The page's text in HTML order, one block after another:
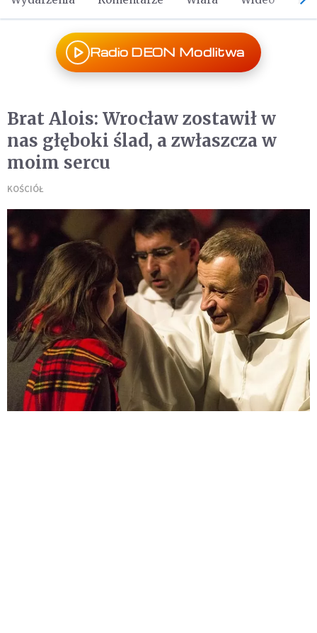
Radio DEON Modlitwa
Brat Alois: Wrocław zostawił w
nas głęboki ślad, a zwłaszcza w
moim sercu
KOŚCIÓŁ